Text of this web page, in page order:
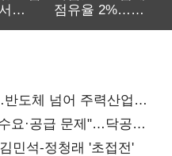
점유율 2%…
도체 넘어 주력산업
요·공급 문제"…닥공
민석-정청래 '초접전'